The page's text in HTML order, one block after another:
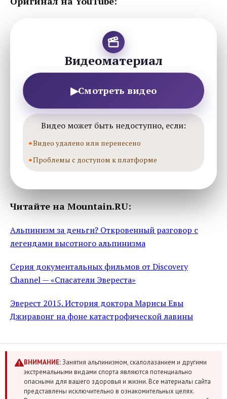
Видеоматериал
▶Смотреть видео
Видео может быть недоступно, если:
Видео удалено или перенесено
Проблемы с доступом к платформе
Читайте на Mountain.RU:
Альпинизм за деньги? Откровенный разговор с
легендами высотного альпинизма
Серия документальных фильмов от Discovery
Channel — «Спасатели Эвереста»
Эверест 2015. История доктора Марисы Евы
Джиравонг на фоне катастрофической лавины
ВНИМАНИЕ:Занятия альпинизмом, скалолазанием и другими
экстремальными видами спорта являются потенциально
опасными для вашего здоровья и жизни. Все материалы сайта
представлены исключительно в ознакомительных целях.